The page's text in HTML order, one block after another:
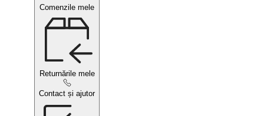
Comenzile mele
Returnările mele
Contact și ajutor